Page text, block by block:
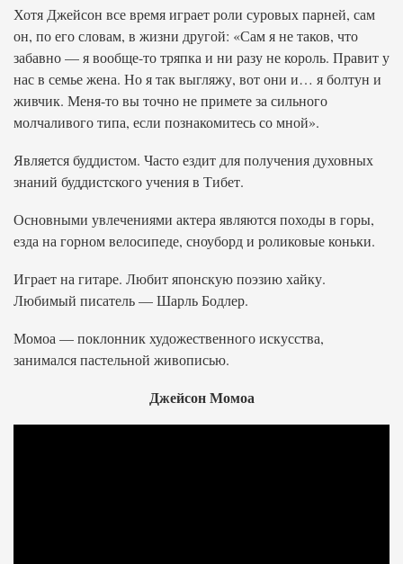
Хотя Джейсон все время играет роли суровых парней, сам
он, по его словам, в жизни другой: «Сам я не таков, что
забавно — я вообще-то тряпка и ни разу не король. Правит у
нас в семье жена. Но я так выгляжу, вот они и… я болтун и
живчик. Меня-то вы точно не примете за сильного
молчаливого типа, если познакомитесь со мной».
Является буддистом. Часто ездит для получения духовных
знаний буддистского учения в Тибет.
Основными увлечениями актера являются походы в горы,
езда на горном велосипеде, сноуборд и роликовые коньки.
Играет на гитаре. Любит японскую поэзию хайку.
Любимый писатель — Шарль Бодлер.
Момоа — поклонник художественного искусства,
занимался пастельной живописью.
Джейсон Момоа